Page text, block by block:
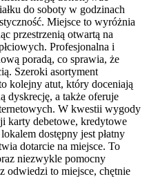
do soboty w godzinach
Miejsce to wyróżnia
przestrzenią otwartą na
Profesjonalna i
poradą, co sprawia, że
Szeroki asortyment
kolejny atut, który doceniają
dyskrecję, a także oferuje
W kwestii wygody
karty debetowe, kredytowe
dostępny jest płatny
dotarcie na miejsce. To
niezwykle pomocny
odwiedzi to miejsce, chętnie